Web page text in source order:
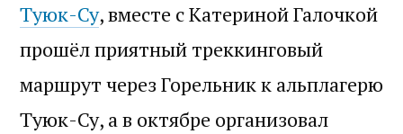
Туюк-Су, вместе с Катериной Галочкой
прошёл приятный треккинговый
маршрут через Горельник к альплагерю
Туюк-Су, а в октябре организовал